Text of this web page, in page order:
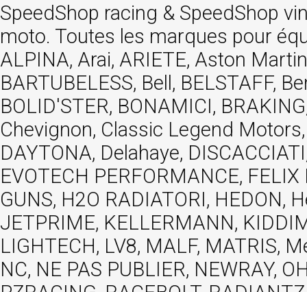
SpeedShop racing & SpeedShop
moto. Toutes les marques pour
ALPINA, Arai, ARIETE, Aston
BARTUBELESS, Bell, BELSTAFF,
BOLID'STER, BONAMICI,
Chevignon, Classic Legend
DAYTONA, Delahaye,
EVOTECH PERFORMANCE,
GUNS, H2O RADIATORI, HEDON,
JETPRIME, KELLERMANN,
LIGHTECH, LV8, MALF, MATRIS,
NC, NE PAS PUBLIER, NEWRAY,